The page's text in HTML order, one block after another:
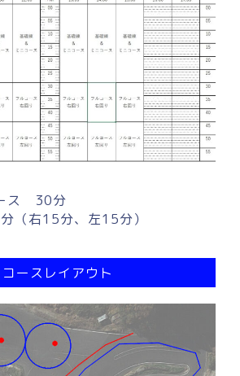
ス 30分
（右15分、左15分）
コースレイアウト